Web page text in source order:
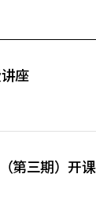
座
第三期）开